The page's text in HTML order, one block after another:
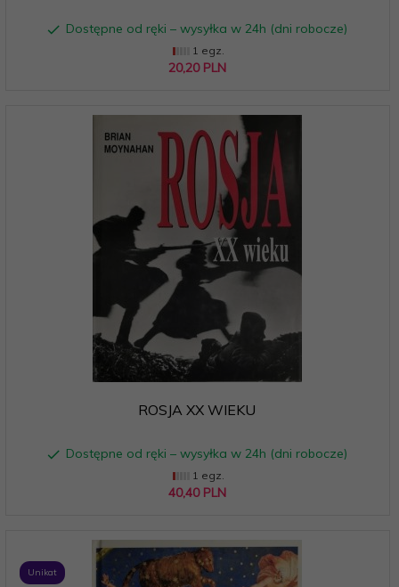
Dostępne od ręki – wysyłka w 24h (dni robocze)
1 egz.
20,20 PLN
ROSJA XX WIEKU
Dostępne od ręki – wysyłka w 24h (dni robocze)
1 egz.
40,40 PLN
Unikat